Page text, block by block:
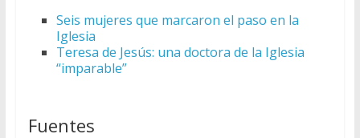
Seis mujeres que marcaron el paso en la
Iglesia
Teresa de Jesús: una doctora de la Iglesia
“imparable”
Fuentes